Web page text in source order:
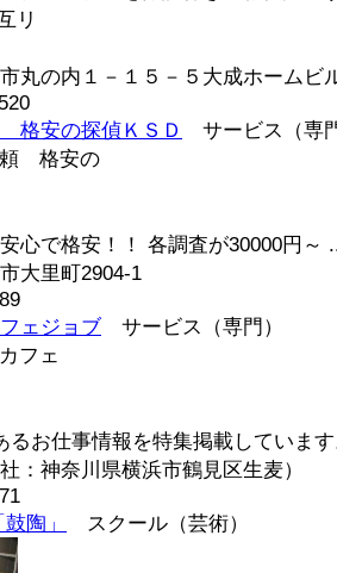
丸の内１－１５－５大成ホームビ
安の探偵ＫＳＤ
サービス（専
心で格安！！ 各調査が30000円
大里町2904-1
ェジョブサービス（専門）
るお仕事情報を特集掲載してい
：神奈川県横浜市鶴見区生麦）
陶」
スクール（芸術）